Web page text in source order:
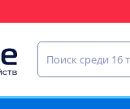
Найти